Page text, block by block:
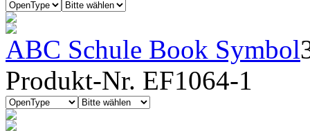
ABC Schule Book Symbol
Produkt-Nr. EF1064-1